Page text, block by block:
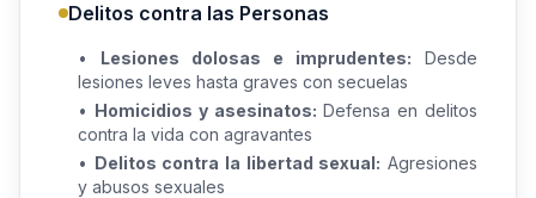
Delitos contra las Personas
• Lesiones dolosas e imprudentes: Desde
lesiones leves hasta graves con secuelas
• Homicidios y asesinatos: Defensa en delitos
contra la vida con agravantes
• Delitos contra la libertad sexual: Agresiones
y abusos sexuales